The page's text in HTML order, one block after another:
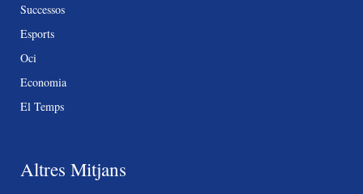
Successos
Esports
Oci
Economia
El Temps
Altres Mitjans